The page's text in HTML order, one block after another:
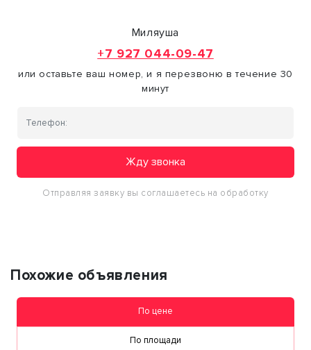
Миляуша
+7 927 044-09-47
или оставьте ваш номер, и я перезвоню в течение 30
минут
Жду звонка
Отправляя заявку вы соглашаетесь на обработку
Похожие объявления
По цене
По площади